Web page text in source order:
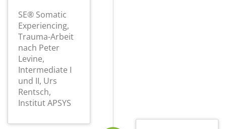
SE® Somatic
Experiencing,
Trauma-Arbeit
nach Peter
Levine,
Intermediate I
und II, Urs
Rentsch,
Institut APSYS